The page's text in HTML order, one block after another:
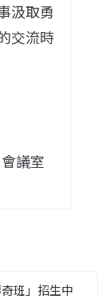
汲取勇
交流時
議室
班」招生中